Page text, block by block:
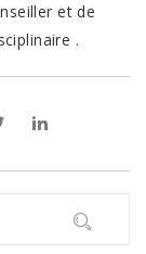
et de
.